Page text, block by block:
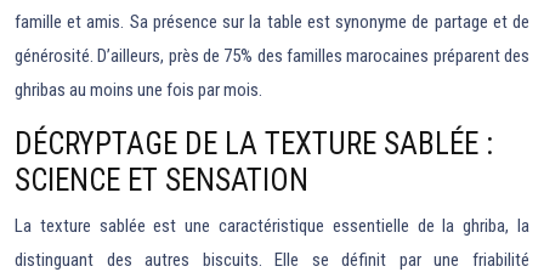
famille et amis. Sa présence sur la table est synonyme de partage et de
générosité. D’ailleurs, près de 75% des familles marocaines préparent des
ghribas au moins une fois par mois.
DÉCRYPTAGE DE LA TEXTURE SABLÉE :
SCIENCE ET SENSATION
La texture sablée est une caractéristique essentielle de la ghriba, la
distinguant des autres biscuits. Elle se définit par une friabilité